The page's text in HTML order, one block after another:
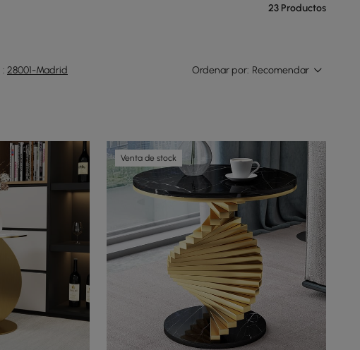
23 Productos
28001-Madrid Ordenar por: Recomendar
Venta de stock